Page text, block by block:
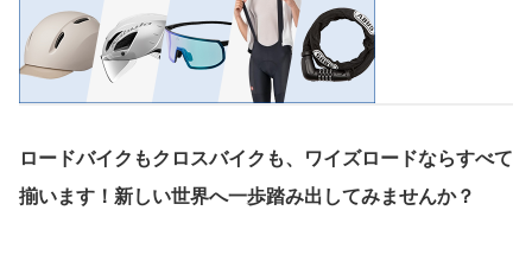
ロードバイクもクロスバイクも、ワイズロードならすべて
揃います！新しい世界へ一歩踏み出してみませんか？